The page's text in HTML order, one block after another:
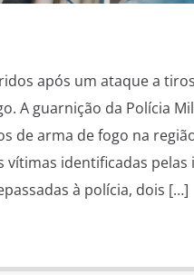
após um ataque a
A guarnição da Polícia
de arma de fogo na
identificadas pelas
à polícia, dois […]